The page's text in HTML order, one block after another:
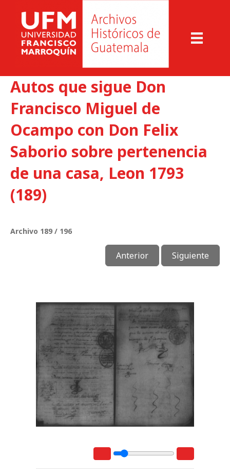
Autos que sigue Don
Francisco Miguel de
Ocampo con Don Felix
Saborio sobre pertenencia
de una casa, Leon 1793
(189)
Archivo 189 / 196
Anterior Siguiente